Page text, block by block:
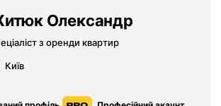
Олександр
з оренди квартир
Київ